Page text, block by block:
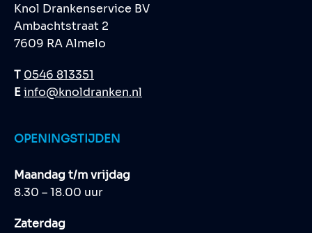
Knol Drankenservice BV
Ambachtstraat 2
7609 RA Almelo
T 0546 813351
Einfo@knoldranken.nl
OPENINGSTIJDEN
Maandag t/m vrijdag
8.30 – 18.00 uur
Zaterdag